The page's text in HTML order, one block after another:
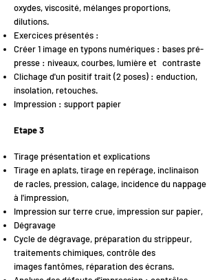
oxydes, viscosité, mélanges proportions,
dilutions.
Exercices présentés :
Créer 1 image en typons numériques : bases pré-
presse : niveaux, courbes, lumière et contraste
Clichage d'un positif trait (2 poses) : enduction,
insolation, retouches.
Impression : support papier
Etape 3
Tirage présentation et explications
Tirage en aplats, tirage en repérage, inclinaison
de racles, pression, calage, incidencedu nappage
à l'impression,
Impression sur terre crue, impression sur papier,
Dégravage
Cycle de dégravage, préparation du strippeur,
traitements chimiques, contrôle des
images fantômes, réparation des écrans.